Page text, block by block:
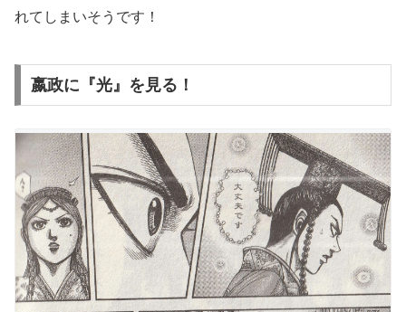
れてしまいそうです！
嬴政に『光』を見る！